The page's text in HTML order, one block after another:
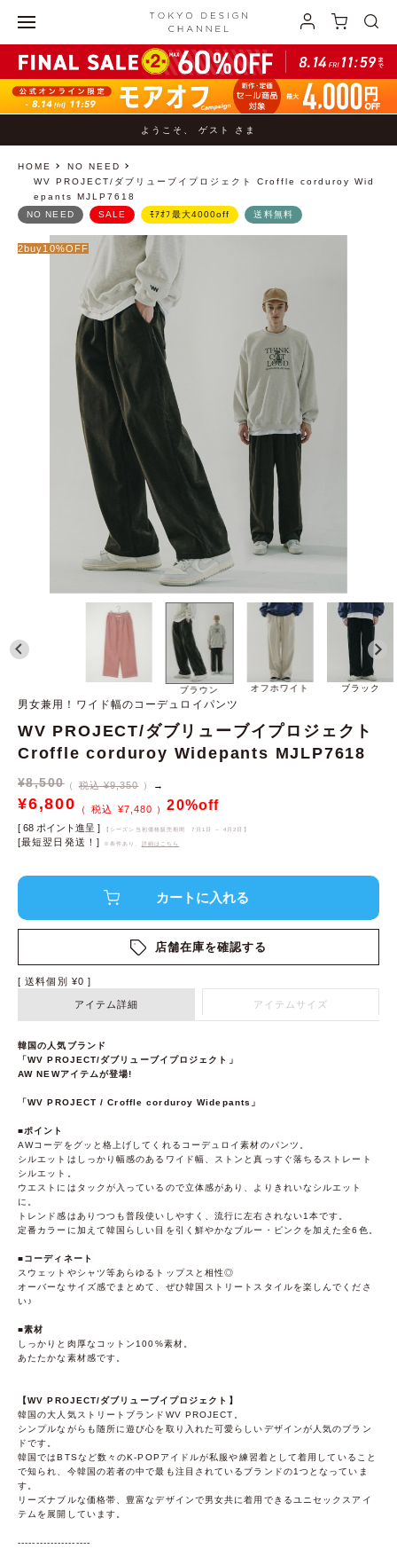
ようこそ、 ゲスト さま
HOME
NO NEED
WV PROJECT/ダブリューブイプロジェクト Croffle corduroy Wid
epants MJLP7618
ブラウン オフホワイト ブラック
NO NEED SALE ﾓｱｵﾌ最大4000off 送料無料
2buy10%OFF
男女兼用！ワイド幅のコーデュロイパンツ
WV PROJECT/ダブリューブイプロジェクト
Croffle corduroy Widepants MJLP7618
¥8,500 税込 ¥9,350 →
¥6,800 ¥7,480 20%off
[ 68 ポイント進呈 ] 【シーズン当初価格販売期間 7月1日 ～ 4月2日 】
[最短翌日発送！] ※条件あり、 詳細はこちら
店舗在庫を確認する
送料個別 ¥0
アイテム詳細 アイテムサイズ
韓国の人気ブランド
「WV PROJECT/ダブリューブイプロジェクト」
AW NEWアイテムが登場!
「WV PROJECT / Croffle corduroy Widepants」
■ポイント
AWコーデをグッと格上げしてくれるコーデュロイ素材のパンツ。
シルエットはしっかり幅感のあるワイド幅、ストンと真っすぐ落ちるストレート
シルエット。
ウエストにはタックが入っているので立体感があり、よりきれいなシルエット
に。
トレンド感はありつつも普段使いしやすく、流行に左右されない1本です。
定番カラーに加えて韓国らしい目を引く鮮やかなブルー・ピンクを加えた全6色。
■コーディネート
スウェットやシャツ等あらゆるトップスと相性◎
オーバーなサイズ感でまとめて、ぜひ韓国ストリートスタイルを楽しんでくださ
い♪
■素材
しっかりと肉厚なコットン100%素材。
あたたかな素材感です。
【WV PROJECT/ダブリューブイプロジェクト】
韓国の大人気ストリートブランドWV PROJECT。
シンプルながらも随所に遊び心を取り入れた可愛らしいデザインが人気のブラン
ドです。
韓国ではBTSなど数々のK-POPアイドルが私服や練習着として着用していること
で知られ、今韓国の若者の中で最も注目されているブランドの1つとなっていま
す。
リーズナブルな価格帯、豊富なデザインで男女共に着用できるユニセックスアイ
テムを展開しています。
--------------------